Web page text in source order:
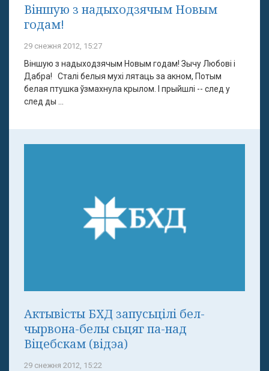
Віншую з надыходзячым Новым
годам!
29 снежня 2012, 15:27
Віншую з надыходзячым Новым годам! Зычу Любові і
Дабра! Сталі белыя мухі лятаць за акном, Потым
белая птушка ўзмахнула крылом. І прыйшлі -- след у
след ды ...
Актывісты БХД запусьцілі бел-
чырвона-белы сьцяг па-над
Віцебскам (відэа)
29 снежня 2012, 15:22